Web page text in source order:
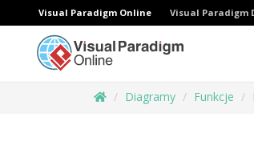
Visual Paradigm Online Visual Paradigm
Diagramy Funkcje